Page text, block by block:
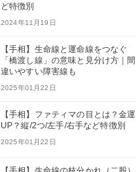
ど特徴別
2024年11月19日
【手相】生命線と運命線をつなぐ
「橋渡し線」の意味と見分け方｜間
違いやすい障害線も
2025年01月22日
【手相】ファティマの目とは？金運
UP？縦/2つ/左手/右手など特徴別
2025年01月22日